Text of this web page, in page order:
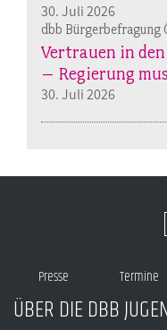
30. Juli 2026
dbb Bürgerbefragung
Vertrauen in
– Regierung
30. Juli 2026
Presse Termine
ÜBER DIE DBB